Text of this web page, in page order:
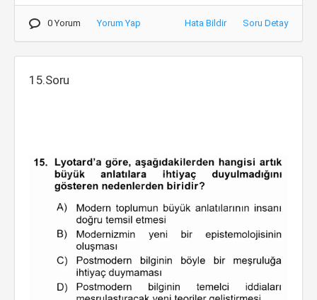
0 Yorum Yorum Yap Hata Bildir Soru Detay
15.Soru